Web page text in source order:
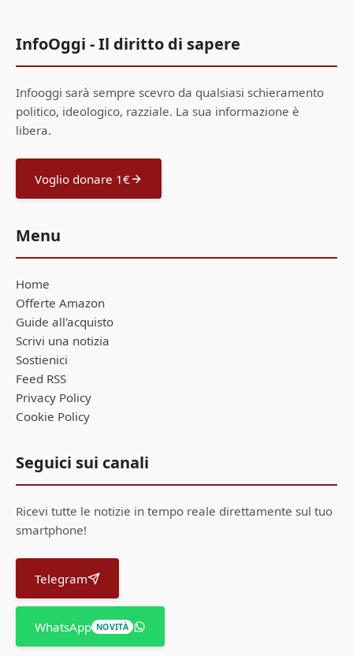
InfoOggi - Il diritto di sapere
Infooggi sarà sempre scevro da qualsiasi schieramento
politico, ideologico, razziale. La sua informazione è
libera.
Voglio donare 1€
Menu
Home
Offerte Amazon
Guide all'acquisto
Scrivi una notizia
Sostienici
Feed RSS
Privacy Policy
Cookie Policy
Seguici sui canali
Ricevi tutte le notizie in tempo reale direttamente sul tuo
smartphone!
Telegram
WhatsApp NOVITÀ